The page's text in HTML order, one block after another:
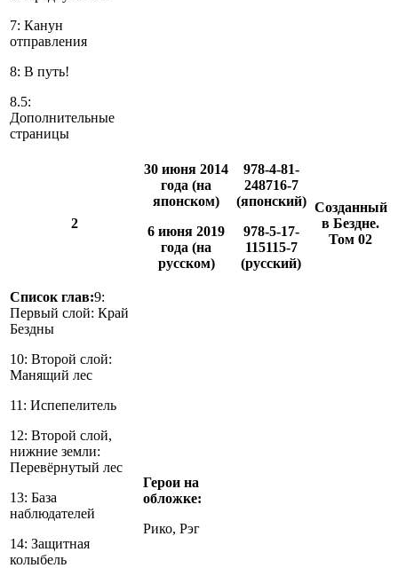
7: Канун
отправления
8: В путь!
8.5:
Дополнительные
страницы
2
30 июня 2014
года (на
японском)
6 июня 2019
года (на
русском)
978-4-81-
248716-7
(японский)
978-5-17-
115115-7
(русский)
Созданный
в Бездне.
Том 02
Список глав:9:
Первый слой: Край
Бездны
10: Второй слой:
Манящий лес
11: Испепелитель
12: Второй слой,
нижние земли:
Перевёрнутый лес
13: База
наблюдателей
14: Защитная
колыбель
Герои на
обложке:
Рико, Рэг